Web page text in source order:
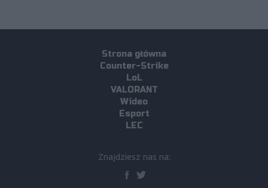
Strona główna
Counter-Strike
LoL
VALORANT
Wideo
Esport
LEC
Znajdziesz nas na: